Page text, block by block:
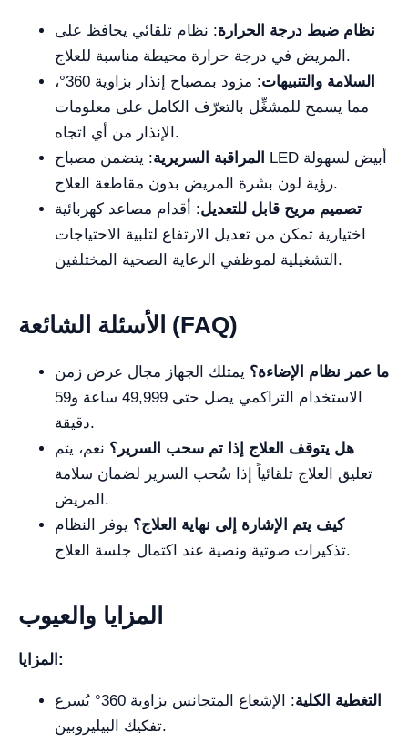
نظام ضبط درجة الحرارة: نظام تلقائي يحافظ على
المريض في درجة حرارة محيطة مناسبة للعلاج.
السلامة والتنبيهات
: مزود بمصباح إنذار بزاوية 360°،
مما يسمح للمشغِّل بالتعرّف الكامل على معلومات
الإنذار من أي اتجاه.
المراقبة السريرية: يتضمن مصباح LED أبيض لسهولة
رؤية لون بشرة المريض بدون مقاطعة العلاج.
تصميم مريح قابل للتعديل: أقدام مصاعد كهربائية
اختيارية تمكن من تعديل الارتفاع لتلبية الاحتياجات
التشغيلية لموظفي الرعاية الصحية المختلفين.
الأسئلة الشائعة (FAQ)
ما عمر نظام الإضاءة؟ يمتلك الجهاز مجال عرض زمن
الاستخدام التراكمي يصل حتى 49,999 ساعة و59
دقيقة.
هل يتوقف العلاج إذا تم سحب السرير؟ نعم، يتم
تعليق العلاج تلقائياً إذا سُحب السرير لضمان سلامة
المريض.
كيف يتم الإشارة إلى نهاية العلاج؟ يوفر النظام
تذكيرات صوتية ونصية عند اكتمال جلسة العلاج.
المزايا والعيوب
المزايا:
التغطية الكلية
: الإشعاع المتجانس بزاوية 360° يُسرع
تفكيك البيليروبين.